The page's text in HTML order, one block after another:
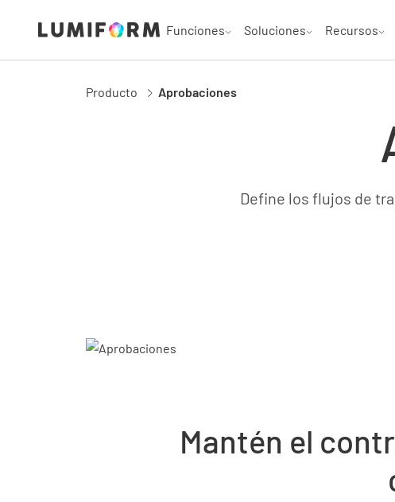
Funciones Soluciones Recursos
Producto Aprobaciones
Define los flujos de
Mantén el